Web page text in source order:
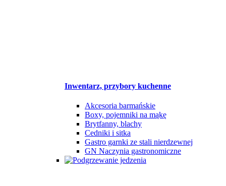
Inwentarz, przybory kuchenne
Akcesoria barmańskie
Boxy, pojemniki na mąkę
Brytfanny, blachy
Cedniki i sitka
Gastro garnki ze stali nierdzewnej
GN Naczynia gastronomiczne